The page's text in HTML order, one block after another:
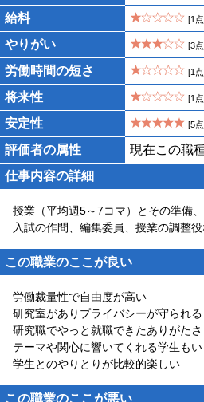
給料
[1
やりがい [3
労働時間の短さ [1
将来性 [1
安定性 [5
評価者の属性
現在この職
仕事内容の詳細
授業（平均週5～7コマ）とその準備
入試の作問、編集委員、授業の調整
この職業のここが良い
労働裁量性で自由度が高い
研究室がありプライバシーが守られる
研究職でやっと就職できたありがたさ
テーマや関心に響いてくれる学生もい
学生とのやりとりが比較的楽しい
この職業のここが悪い